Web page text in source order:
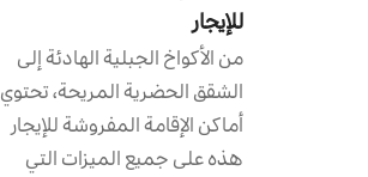
للإيجار
من الأكواخ الجبلية الهادئة إلى
الشقق الحضرية المريحة، تحتوي
أماكن الإقامة المفروشة للإيجار
هذه على جميع الميزات التي